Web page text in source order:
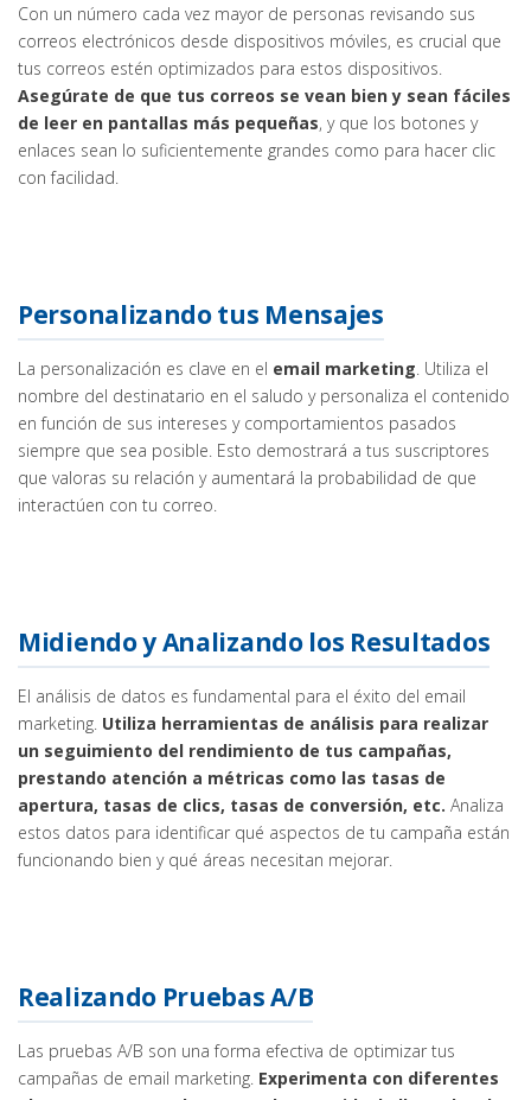
Con un número cada vez mayor de personas revisando sus
correos electrónicos desde dispositivos móviles, es crucial que
tus correos estén optimizados para estos dispositivos.
Asegúrate de que tus correos se vean bien y sean fáciles
de leer en pantallas más pequeñas, y que los botones y
enlaces sean lo suficientemente grandes como para hacer clic
con facilidad.
Personalizando tus Mensajes
La personalización es clave en el email marketing . Utiliza el
nombre del destinatario en el saludo y personaliza el contenido
en función de sus intereses y comportamientos pasados
siempre que sea posible. Esto demostrará a tus suscriptores
que valoras su relación y aumentará la probabilidad de que
interactúen con tu correo.
Midiendo y Analizando los Resultados
El análisis de datos es fundamental para el éxito del email
marketing. Utiliza herramientas de análisis para realizar
un seguimiento del rendimiento de tus campañas,
prestando atención a métricas como las tasas de
apertura, tasas de clics, tasas de conversión, etc. Analiza
estos datos para identificar qué aspectos de tu campaña están
funcionando bien y qué áreas necesitan mejorar.
Realizando Pruebas A/B
Las pruebas A/B son una forma efectiva de optimizar tus
campañas de email marketing. Experimenta con diferentes